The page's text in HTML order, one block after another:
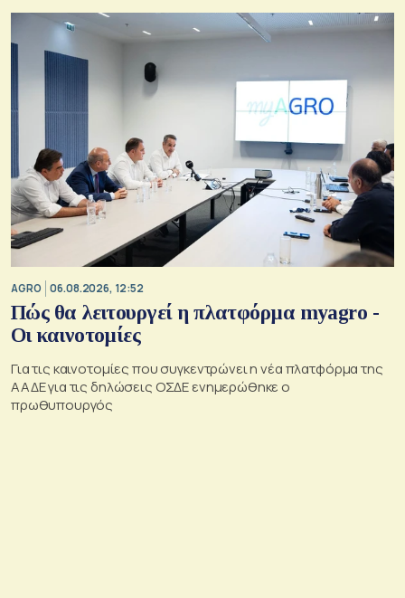
AGRO 06.08.2026, 12:52
Πώς θα λειτουργεί η πλατφόρμα myagro -
Οι καινοτομίες
Για τις καινοτομίες που συγκεντρώνει η νέα πλατφόρμα της
ΑΑΔΕ για τις δηλώσεις ΟΣΔΕ ενημερώθηκε ο
πρωθυπουργός